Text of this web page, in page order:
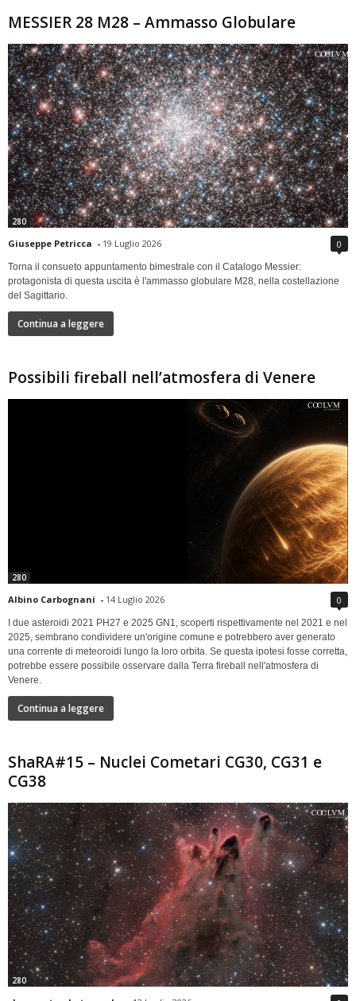
MESSIER 28 M28 – Ammasso Globulare
280
Giuseppe Petricca - 19 Luglio 2026 0
Torna il consueto appuntamento bimestrale con il Catalogo Messier:
protagonista di questa uscita è l'ammasso globulare M28, nella costellazione
del Sagittario.
Continua a leggere
Possibili fireball nell’atmosfera di Venere
280
Albino Carbognani - 14 Luglio 2026 0
I due asteroidi 2021 PH27 e 2025 GN1, scoperti rispettivamente nel 2021 e nel
2025, sembrano condividere un'origine comune e potrebbero aver generato
una corrente di meteoroidi lungo la loro orbita. Se questa ipotesi fosse corretta,
potrebbe essere possibile osservare dalla Terra fireball nell'atmosfera di
Venere.
Continua a leggere
ShaRA#15 – Nuclei Cometari CG30, CG31 e
CG38
280